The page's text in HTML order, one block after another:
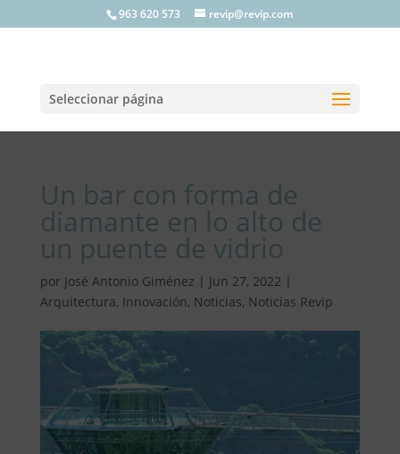
963 620 573 revip@revip.com
Seleccionar página
Un bar con forma de
diamante en lo alto de
un puente de vidrio
por José Antonio Giménez | Jun 27, 2022 |
Arquitectura, Innovación, Noticias, Noticias Revip